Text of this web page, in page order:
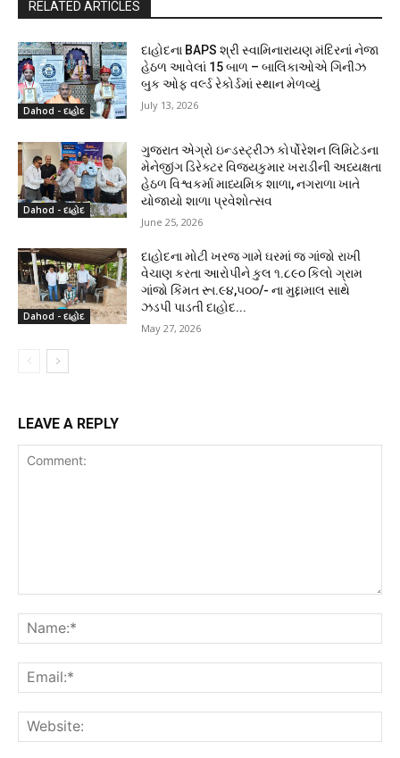
RELATED ARTICLES
Dahod - દાહોદ
દાહોદના BAPS શ્રી સ્વામિનારાયણ મંદિરનાં નેજા
હેઠળ આવેલાં 15 બાળ – બાલિકાઓએ ગિનીઝ
બુક ઓફ વર્લ્ડ રેકોર્ડમાં સ્થાન મેળવ્યું
July 13, 2026
Dahod - દાહોદ
ગુજરાત એગ્રો ઇન્ડસ્ટ્રીઝ કોર્પોરેશન લિમિટેડના
મેનેજીંગ ડિરેક્ટર વિજયકુમાર ખરાડીની અધ્યક્ષતા
હેઠળ વિશ્વકર્મા માધ્યમિક શાળા, નગરાળા ખાતે
યોજાયો શાળા પ્રવેશોત્સવ
June 25, 2026
Dahod - દાહોદ
દાહોદના મોટી ખરજ ગામે ઘરમાં જ ગાંજો રાખી
વેચાણ કરતા આરોપીને કુલ ૧.૮૯૦ કિલો ગ્રામ
ગાંજો કિંમત રૂા.૯૪,૫૦૦/- ના મુદ્દામાલ સાથે
ઝડપી પાડતી દાહોદ...
May 27, 2026
LEAVE A REPLY